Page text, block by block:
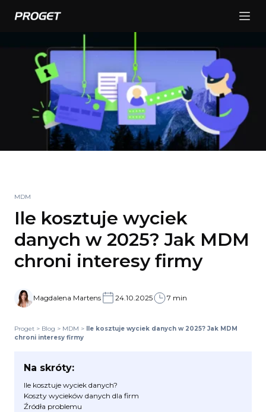
MDM
Ile kosztuje wyciek
danych w 2025? Jak MDM
chroni interesy firmy
Magdalena Martens 24.10.2025 7 min
Proget > Blog > MDM > Ile kosztuje wyciek danych w 2025? Jak MDM
chroni interesy firmy
Na skróty:
Ile kosztuje wyciek danych?
Koszty wycieków danych dla firm
Źródła problemu